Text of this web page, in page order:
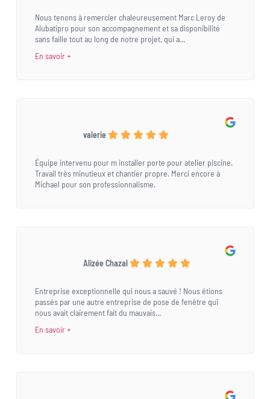
Nous tenons à remercier chaleureusement Marc Leroy de
Alubatipro pour son accompagnement et sa disponibilité
sans faille tout au long de notre projet, qui a...
En savoir +
valerie
Équipe intervenu pour m installer porte pour atelier piscine.
Travail très minutieux et chantier propre. Merci encore à
Michael pour son professionnalisme.
Alizée Chazal
Entreprise exceptionnelle qui nous a sauvé ! Nous étions
passés par une autre entreprise de pose de fenêtre qui
nous avait clairement fait du mauvais...
En savoir +